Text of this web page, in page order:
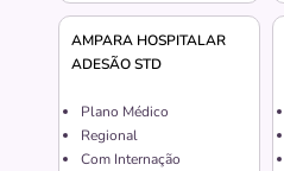
AMPARA HOSPITALAR
ADESÃO STD
Plano Médico
Regional
Com Internação